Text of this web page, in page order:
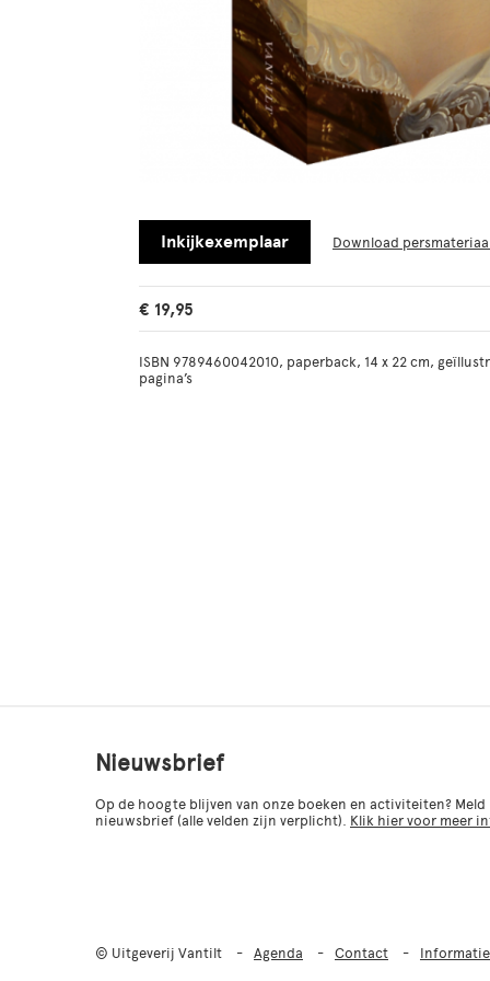
Inkijkexemplaar Download
€ 19,95
ISBN 9789460042010, paperback, 14 x 22 cm,
pagina’s
Nieuwsbrief
Op de hoogte blijven van onze boeken en activiteiten?
nieuwsbrief (alle velden zijn verplicht). Klik hier voor meer
© Uitgeverij Vantilt Agenda Contact